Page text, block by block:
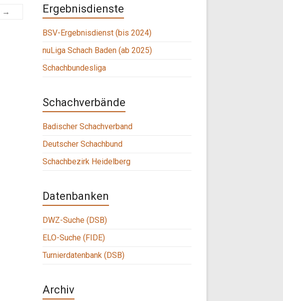
→ Ergebnisdienste
BSV-Ergebnisdienst (bis 2024)
nuLiga Schach Baden (ab 2025)
Schachbundesliga
Schachverbände
Badischer Schachverband
Deutscher Schachbund
Schachbezirk Heidelberg
Datenbanken
DWZ-Suche (DSB)
ELO-Suche (FIDE)
Turnierdatenbank (DSB)
Archiv